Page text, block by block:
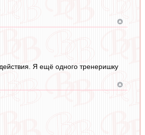
Я ещё одного тренеришку